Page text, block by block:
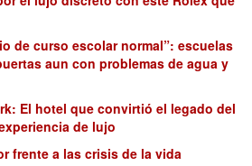
de curso escolar normal”: escuelas
aun con problemas de agua y
El hotel que convirtió el legado del
de lujo
frente a las crisis de la vida